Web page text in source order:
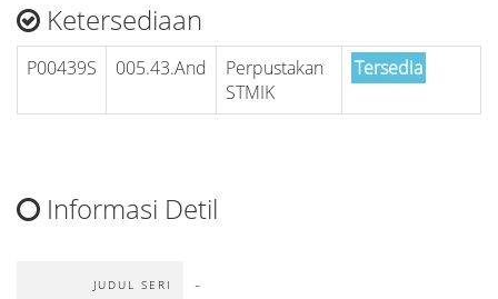
Ketersediaan
P00439S 005.43.And
Perpustakan
STMIK
Tersedia
Informasi Detil
JUDUL SERI -